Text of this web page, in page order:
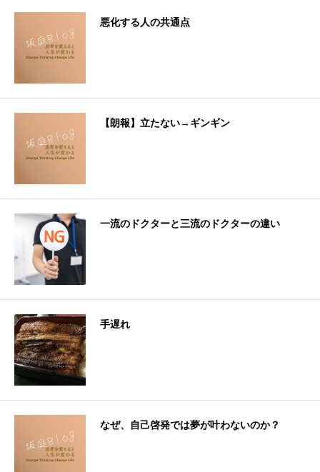
悪化する人の共通点
【朗報】立たない→ギンギン
一流のドクターと三流のドクターの違い
手遅れ
なぜ、自己啓発では夢が叶わないのか？